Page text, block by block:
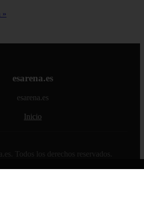
»
esarena.es
esarena.es
Inicio
Todos los derechos reservados.
de Cookies|Política de Privacidad|